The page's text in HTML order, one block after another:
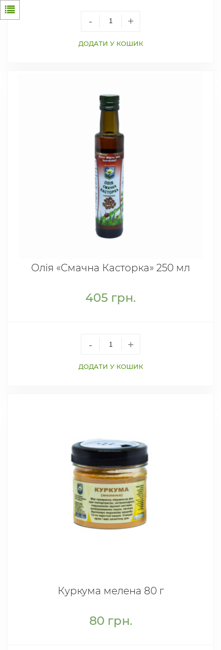
- +
ДОДАТИ У КОШИК
Олія «Смачна Касторка» 250 мл
405 грн.
- +
ДОДАТИ У КОШИК
Куркума мелена 80 г
80 грн.